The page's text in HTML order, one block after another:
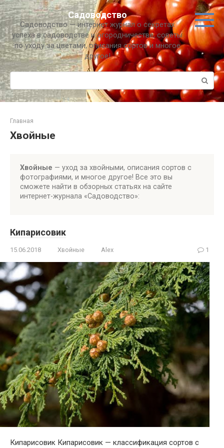
Перейти
к
контенту
Садоводство
Садоводство — интернет журнал о секретах
успеха в садоводстве и огородничестве, советы
по уходу за цветами, описания сортов и многое
другое!
Поиск:
Главная
Хвойные
Хвойные — уход за хвойными, описания сортов с
фотографиями, и многое другое! Все это вы
сможете найти в обзорных статьях на сайте
интернет-журнала «Садоводство»:
Кипарисовик
15.06.2018 Хвойные Alex 1
Кипарисовик Кипарисовик — классификация сортов с